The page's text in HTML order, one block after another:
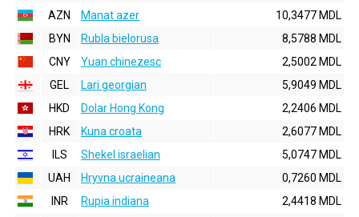
AZN
Manat azer
10,3477 MDL
BYN
Rubla bielorusa
8,5788 MDL
CNY
Yuan chinezesc
2,5002 MDL
GEL
Lari georgian
5,9049 MDL
HKD
Dolar Hong Kong
2,2406 MDL
HRK
Kuna croata
2,6077 MDL
ILS
Shekel israelian
5,0747 MDL
UAH
Hryvna ucraineana
0,7260 MDL
INR
Rupia indiana
2,4418 MDL